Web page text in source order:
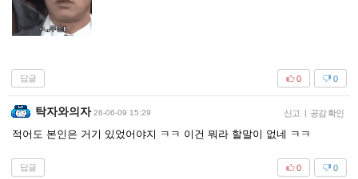
답글 0
0
탁자와의자 26-06-09 15:29 신고 | 공감 확인
적어도 본인은 거기 있었어야지 ㅋㅋ 이건 뭐라 할말이 없네 ㅋㅋ
답글 0
0